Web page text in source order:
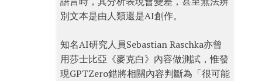
別文本是由人類還是AI創作。
知名AI研究人員Sebastian Raschka亦曾
用莎士比亞《麥克白》內容做測試，惟發
現GPTZero錯將相關內容判斷為「很可能